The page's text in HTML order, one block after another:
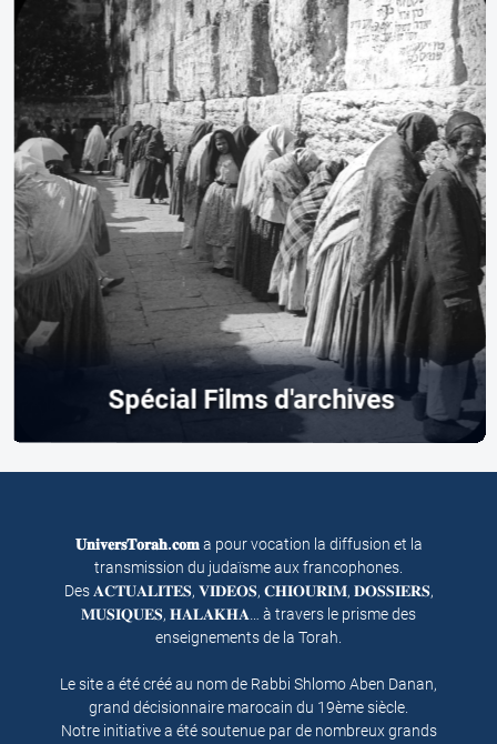
Spécial Films d'archives
𝐔𝐧𝐢𝐯𝐞𝐫𝐬𝐓𝐨𝐫𝐚𝐡.𝐜𝐨𝐦a pour vocation la diffusion et la
transmission du judaïsme aux francophones.
Des 𝐀𝐂𝐓𝐔𝐀𝐋𝐈𝐓𝐄𝐒, 𝐕𝐈𝐃𝐄𝐎𝐒, 𝐂𝐇𝐈𝐎𝐔𝐑𝐈𝐌, 𝐃𝐎𝐒𝐒𝐈𝐄𝐑𝐒,
𝐌𝐔𝐒𝐈𝐐𝐔𝐄𝐒, 𝐇𝐀𝐋𝐀𝐊𝐇𝐀… à travers le prisme des
enseignements de la Torah.
Le site a été créé au nom de Rabbi Shlomo Aben Danan,
grand décisionnaire marocain du 19ème siècle.
Notre initiative a été soutenue par de nombreux grands